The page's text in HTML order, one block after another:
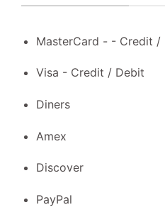
MasterCard - - Credit /
Visa - Credit / Debit
Diners
Amex
Discover
PayPal